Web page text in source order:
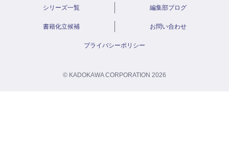
シリーズ一覧 編集部ブログ
書籍化立候補 お問い合わせ
プライバシーポリシー
© KADOKAWA CORPORATION 2026